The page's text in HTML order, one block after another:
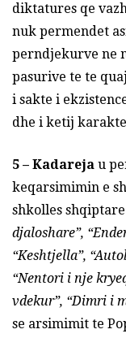
diktatures qe
nuk permendet
perndjekurve ne
pasurive te te
i sakte i
dhe i ketij
5 – Kadareja u
keqarsimimin e
shkolles shqiptare
djaloshare”,
“Keshtjella”,
“Nentori i nje
vdekur”, “Dimri i
se arsimimit te